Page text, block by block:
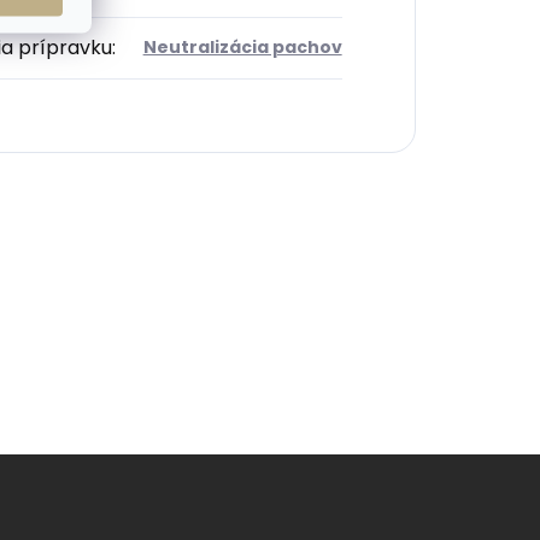
prípravku: Neutralizácia pachov